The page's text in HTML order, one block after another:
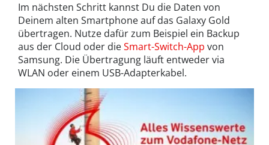
Im nächsten Schritt kannst Du die Daten von
Deinem alten Smartphone auf das Galaxy Gold
übertragen. Nutze dafür zum Beispiel ein Backup
aus der Cloud oder dieSmart-Switch-App von
Samsung. Die Übertragung läuft entweder via
WLAN oder einem USB-Adapterkabel.